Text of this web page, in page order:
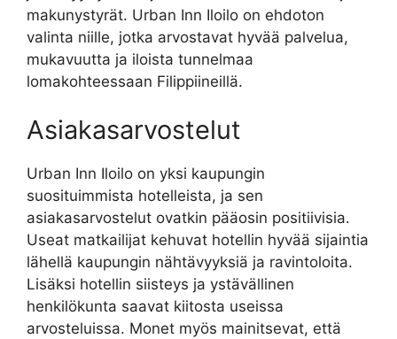
makunystyrät. Urban Inn Iloilo on ehdoton
valinta niille, jotka arvostavat hyvää palvelua,
mukavuutta ja iloista tunnelmaa
lomakohteessaan Filippiineillä.
Asiakasarvostelut
Urban Inn Iloilo on yksi kaupungin
suosituimmista hotelleista, ja sen
asiakasarvostelut ovatkin pääosin positiivisia.
Useat matkailijat kehuvat hotellin hyvää sijaintia
lähellä kaupungin nähtävyyksiä ja ravintoloita.
Lisäksi hotellin siisteys ja ystävällinen
henkilökunta saavat kiitosta useissa
arvosteluissa. Monet myös mainitsevat, että